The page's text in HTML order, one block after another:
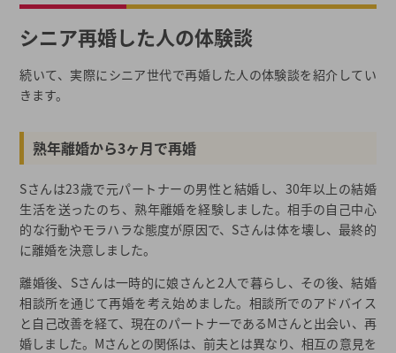
シニア再婚した人の体験談
続いて、実際にシニア世代で再婚した人の体験談を紹介してい
きます。
熟年離婚から3ヶ月で再婚
Sさんは23歳で元パートナーの男性と結婚し、30年以上の結婚
生活を送ったのち、熟年離婚を経験しました。相手の自己中心
的な行動やモラハラな態度が原因で、Sさんは体を壊し、最終的
に離婚を決意しました。
離婚後、Sさんは一時的に娘さんと2人で暮らし、その後、結婚
相談所を通じて再婚を考え始めました。相談所でのアドバイス
と自己改善を経て、現在のパートナーであるMさんと出会い、再
婚しました。Mさんとの関係は、前夫とは異なり、相互の意見を